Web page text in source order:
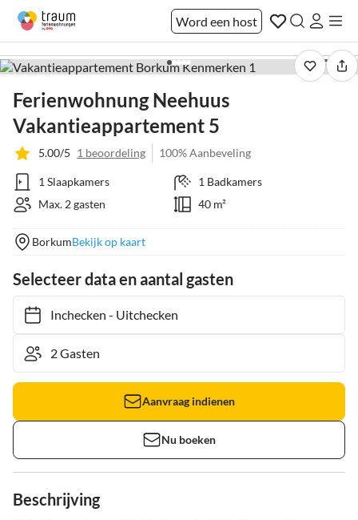
Word een host
1 / 17
Ferienwohnung Neehuus
Vakantieappartement 5
5.00/5 1 beoordeling 100% Aanbeveling
1 Slaapkamers
1 Badkamers
Max. 2 gasten
40 m²
BorkumBekijk op kaart
Selecteer data en aantal gasten
Inchecken- Uitchecken
Aanvraag indienen
Nu boeken
Beschrijving